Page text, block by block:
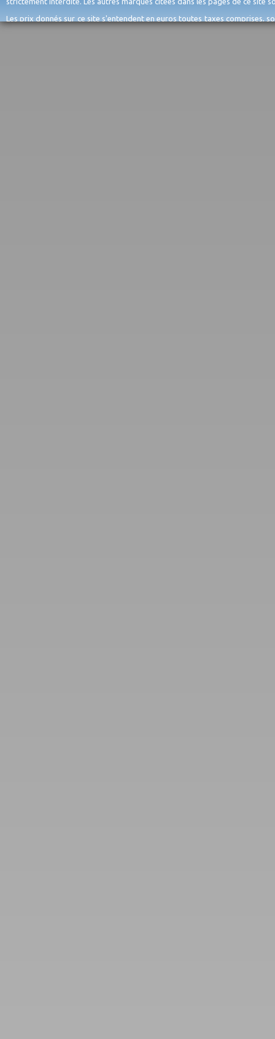
Les prix donnés sur ce site s'entendent en euros toutes taxes comprises,
erreurs d'encodage, et sauf épuisement du stock et/ou impossibilité de